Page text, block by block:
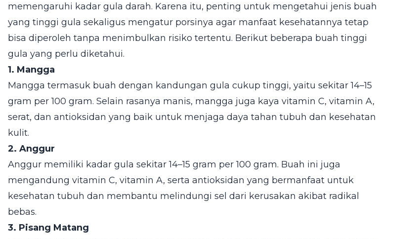
memengaruhi kadar gula darah. Karena itu, penting untuk mengetahui jenis buah
yang tinggi gula sekaligus mengatur porsinya agar manfaat kesehatannya tetap
bisa diperoleh tanpa menimbulkan risiko tertentu. Berikut beberapa buah tinggi
gula yang perlu diketahui.
1. Mangga
Mangga termasuk buah dengan kandungan gula cukup tinggi, yaitu sekitar 14–15
gram per 100 gram. Selain rasanya manis, mangga juga kaya vitamin C, vitamin A,
serat, dan antioksidan yang baik untuk menjaga daya tahan tubuh dan kesehatan
kulit.
2. Anggur
Anggur memiliki kadar gula sekitar 14–15 gram per 100 gram. Buah ini juga
mengandung vitamin C, vitamin A, serta antioksidan yang bermanfaat untuk
kesehatan tubuh dan membantu melindungi sel dari kerusakan akibat radikal
bebas.
3. Pisang Matang